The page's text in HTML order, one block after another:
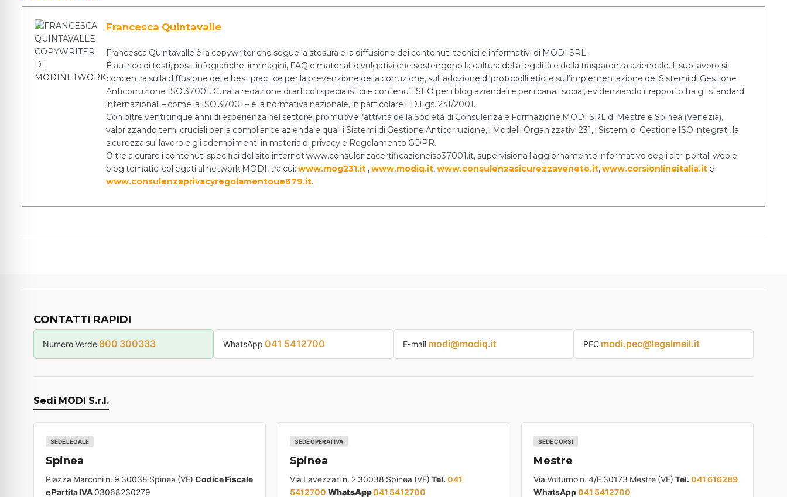
Francesca Quintavalle
Francesca Quintavalle è la copywriter che segue la stesura e la diffusione dei contenuti tecnici e informativi di MODI SRL.
È autrice di testi, post, infografiche, immagini, FAQ e materiali divulgativi che sostengono la cultura della legalità e della trasparenza aziendale. Il suo lavoro si
concentra sulla diffusione delle best practice per la prevenzione della corruzione, sull’adozione di protocolli etici e sull’implementazione dei Sistemi di Gestione
Anticorruzione ISO 37001. Cura la redazione di articoli specialistici e contenuti SEO per i blog aziendali e per i canali social, evidenziando il rapporto tra gli standard
internazionali – come la ISO 37001 – e la normativa nazionale, in particolare il D.Lgs. 231/2001.
Con oltre venticinque anni di esperienza nel settore, promuove l’attività della Società di Consulenza e Formazione MODI SRL di Mestre e Spinea (Venezia),
valorizzando temi cruciali per la compliance aziendale quali i Sistemi di Gestione Anticorruzione, i Modelli Organizzativi 231, i Sistemi di Gestione ISO integrati, la
sicurezza sul lavoro e gli adempimenti in materia di privacy e Regolamento GDPR.
Oltre a curare i contenuti specifici del sito internet www.consulenzacertificazioneiso37001.it, supervisiona l'aggiornamento informativo degli altri portali web e
blog tematici collegati al network MODI, tra cui: www.mog231.it ,www.modiq.it,www.consulenzasicurezzaveneto.it,www.corsionlineitalia.it e
www.consulenzaprivacyregolamentoue679.it.
CONTATTI RAPIDI
Numero Verde 800 300333 WhatsApp 041 5412700 E-mail modi@modiq.it PEC modi.pec@legalmail.it
Sedi MODI S.r.l.
SEDE LEGALE
Spinea
Piazza Marconi n. 9 30038 Spinea (VE) Codice Fiscale
e Partita IVA03068230279
SEDE OPERATIVA
Spinea
Via Lavezzari n. 2 30038 Spinea (VE) Tel. 041
5412700 WhatsApp041 5412700
SEDE CORSI
Mestre
Via Volturno n. 4/E 30173 Mestre (VE)Tel. 041 616289
WhatsApp041 5412700